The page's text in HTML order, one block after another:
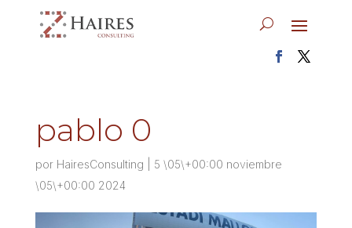
pablo 0
por HairesConsulting
5 \05\+00:00 noviembre
\05\+00:00 2024